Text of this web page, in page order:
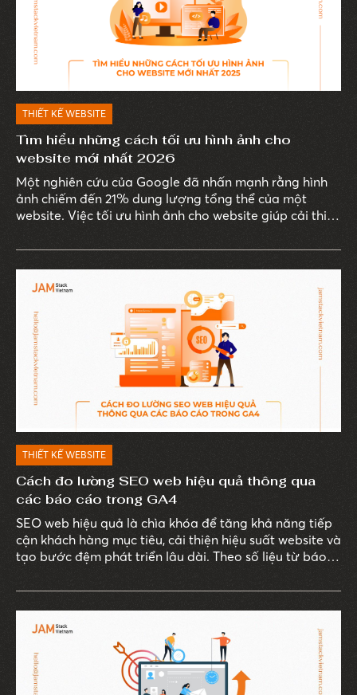
THIẾT KẾ WEBSITE
Tìm hiểu những cách tối ưu hình ảnh cho
website mới nhất 2026
Một nghiên cứu của Google đã nhấn mạnh rằng hình
ảnh chiếm đến 21% dung lượng tổng thể của một
website. Việc tối ưu hình ảnh cho website giúp cải thiện
đồng thời đảm bảo tính thẩm mỹ cho giao diện web.
Đặc biệt, trong năm 2026, các phương pháp tối ưu
hình ảnh liên tục đổi mới để đáp ứng kỳ vọng ngày
càng cao của doanh nghiệp và người dùng. Cùng
JAMstack Vietnam khám phá những phương pháp tối
ưu hình ảnh mới nhất trong bài viết dưới đây.
THIẾT KẾ WEBSITE
Cách đo lường SEO web hiệu quả thông qua
các báo cáo trong GA4
SEO web hiệu quả là chìa khóa để tăng khả năng tiếp
cận khách hàng mục tiêu, cải thiện hiệu suất website và
tạo bước đệm phát triển lâu dài. Theo số liệu từ báo
For Lead Gen”, gần 60% doanh nghiệp B2B cho biết
SEO là vũ khí chính giúp họ tạo khách hàng tiềm năng.